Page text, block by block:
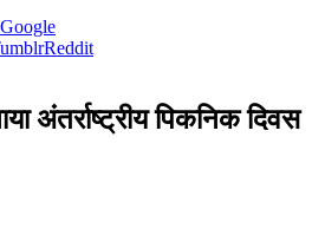
Google
Reddit
अंतर्राष्ट्रीय पिकनिक दिवस